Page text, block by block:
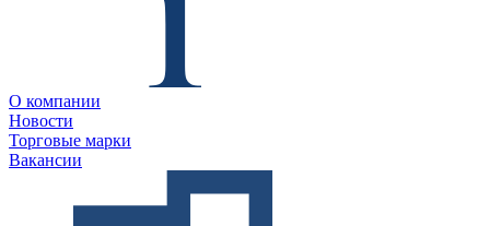
О компании
Новости
Торговые марки
Вакансии